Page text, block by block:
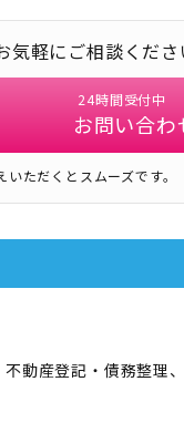
気軽にご相談くださ
24時間受付中
お問い合わ
ただくとスムーズです。
動産登記・債務整理